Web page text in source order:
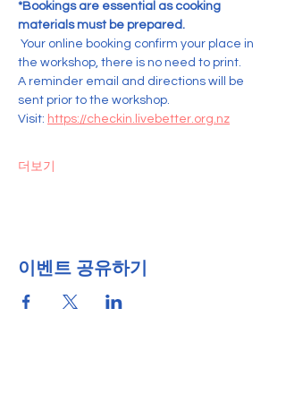
*Bookings are essential as cooking
materials must be prepared.
the workshop, there is no need to print.
A reminder email and directions will be
sent prior to the workshop.
Visit: https://checkin.livebetter.org.nz
더보기
이벤트 공유하기